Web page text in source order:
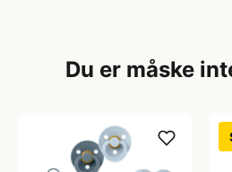
Du er måske